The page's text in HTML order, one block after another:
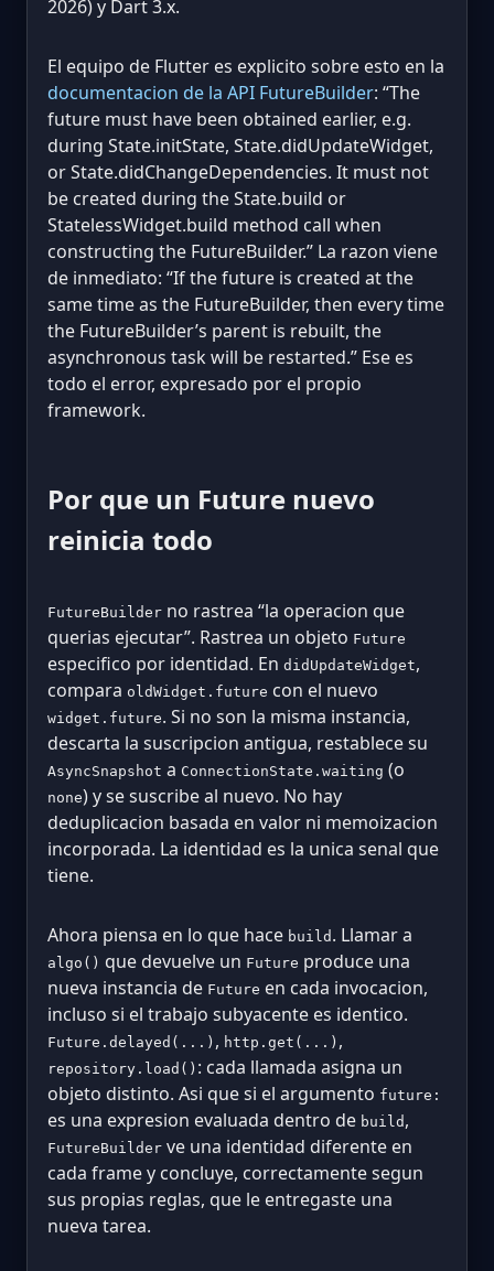
2026) y Dart 3.x.
El equipo de Flutter es explicito sobre esto en la
documentacion de la API FutureBuilder: “The
future must have been obtained earlier, e.g.
during State.initState, State.didUpdateWidget,
or State.didChangeDependencies. It must not
be created during the State.build or
StatelessWidget.build method call when
constructing the FutureBuilder.” La razon viene
de inmediato: “If the future is created at the
same time as the FutureBuilder, then every time
the FutureBuilder’s parent is rebuilt, the
asynchronous task will be restarted.” Ese es
todo el error, expresado por el propio
framework.
Por que un Future nuevo
reinicia todo
FutureBuilder no rastrea “la operacion que
querias ejecutar”. Rastrea un objeto Future
especifico por identidad. En didUpdateWidget,
compara oldWidget.future con el nuevo
widget.future. Si no son la misma instancia,
descarta la suscripcion antigua, restablece su
AsyncSnapshot a ConnectionState.waiting (o
none) y se suscribe al nuevo. No hay
deduplicacion basada en valor ni memoizacion
incorporada. La identidad es la unica senal que
tiene.
Ahora piensa en lo que hace build . Llamar a
algo() que devuelve un Future produce una
nueva instancia de Future en cada invocacion,
incluso si el trabajo subyacente es identico.
Future.delayed(...) , http.get(...) ,
repository.load() : cada llamada asigna un
objeto distinto. Asi que si el argumento future:
es una expresion evaluada dentro de build ,
FutureBuilder ve una identidad diferente en
cada frame y concluye, correctamente segun
sus propias reglas, que le entregaste una
nueva tarea.